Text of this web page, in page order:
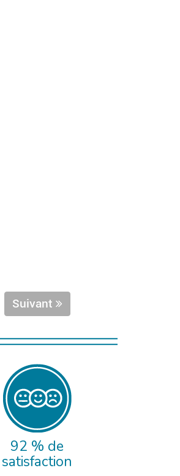
Suivant
92 % de
satisfaction